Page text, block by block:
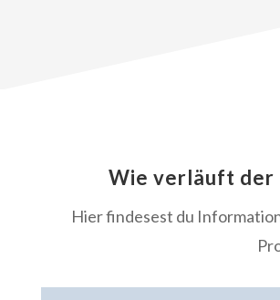
Wie verläuft der
Hier findesest du